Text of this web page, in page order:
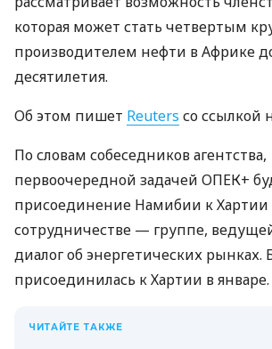
которая может стать четвертым
производителем нефти в Африке
десятилетия.
Об этом пишет Reuters со ссылкой
По словам собеседников агентства,
первоочередной задачей ОПЕК+
присоединение Намибии к Хартии
сотрудничестве — группе,
диалог об энергетических рынках.
присоединилась к Хартии в январе.
ЧИТАЙТЕ ТАКЖЕ